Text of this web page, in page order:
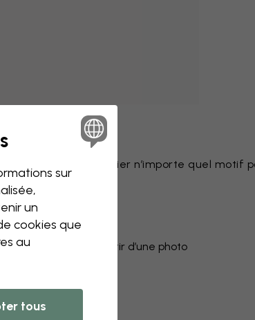
papier peint
peut modifier n’importe quel motif
ou les couleurs
un objet
détail
papier peint à partir d’une photo
sur
un
cookies que
au
tous